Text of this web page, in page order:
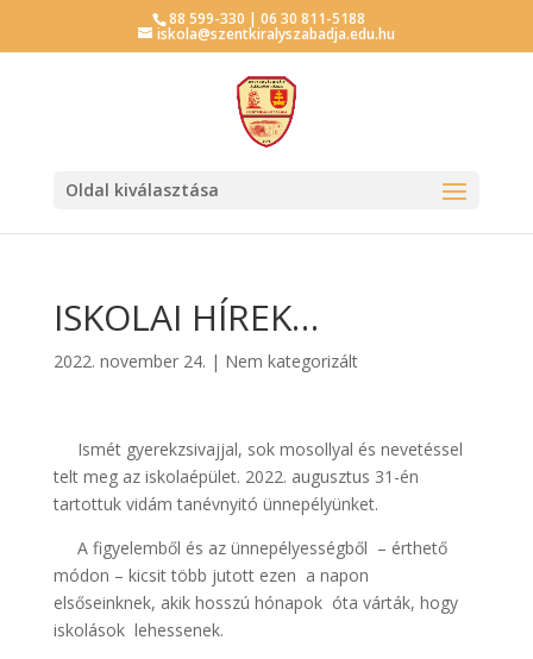
88 599-330 | 06 30 811-5188
iskola@szentkiralyszabadja.edu.hu
Oldal kiválasztása
ISKOLAI HÍREK…
2022. november 24. | Nem kategorizált
Ismét gyerekzsivajjal, sok mosollyal és nevetéssel
telt meg az iskolaépület. 2022. augusztus 31-én
tartottuk vidám tanévnyitó ünnepélyünket.
A figyelemből és az ünnepélyességből – érthető
módon – kicsit több jutott ezen a napon
elsőseinknek, akik hosszú hónapok óta várták, hogy
iskolások lehessenek.